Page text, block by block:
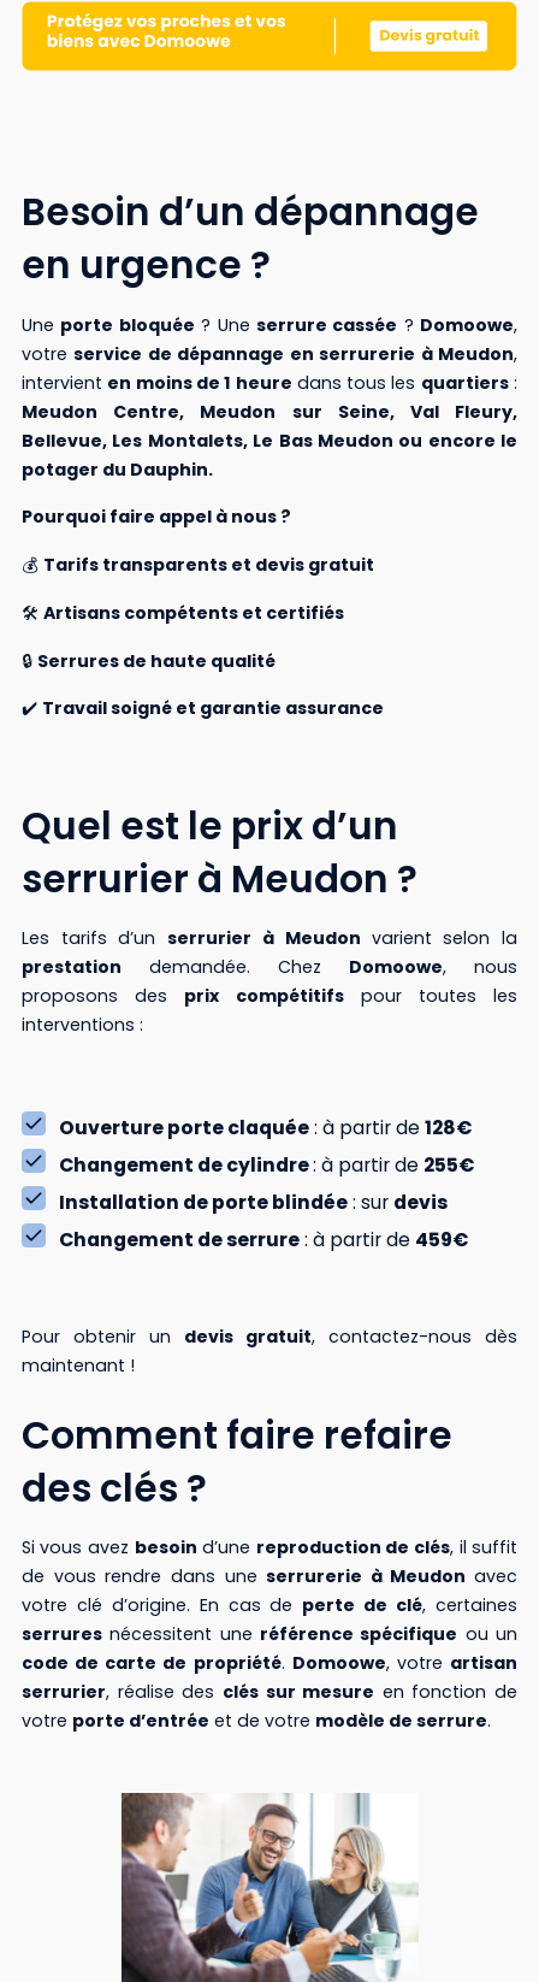
Besoin d’un dépannage
en urgence ?
Une porte bloquée ? Une serrure cassée ? Domoowe,
votreservice de dépannage en serrurerie à Meudon,
intervient en moins de 1 heure dans tous les quartiers:
Meudon Centre, Meudon sur Seine, Val Fleury,
Bellevue, Les Montalets, Le Bas Meudon ou encore le
potager du Dauphin.
Pourquoi faire appel à nous ?
💰 Tarifs transparents et devis gratuit
🛠️ Artisans compétents et certifiés
🔒 Serrures de haute qualité
✔️ Travail soigné et garantie assurance
Quel est le prix d’un
serrurier à Meudon ?
Les tarifs d’unserrurier à Meudon varient selon la
prestation demandée. Chez Domoowe, nous
proposons des prix compétitifspour toutes les
interventions :
Ouverture porte claquée: à partir de128€
Changement de cylindre: à partir de 255€
Installation de porte blindée: sur devis
Changement de serrure: à partir de 459€
Pour obtenir un devis gratuit, contactez-nous dès
maintenant !
Comment faire refaire
des clés ?
Si vous avez besoin d’une reproduction de clés, il suffit
de vous rendre dans uneserrurerie à Meudonavec
votre clé d’origine. En cas de perte de clé, certaines
serruresnécessitent une référence spécifique ou un
code de carte de propriété. Domoowe, votre artisan
serrurier, réalise des clés sur mesure en fonction de
votre porte d’entrée et de votre modèle de serrure.